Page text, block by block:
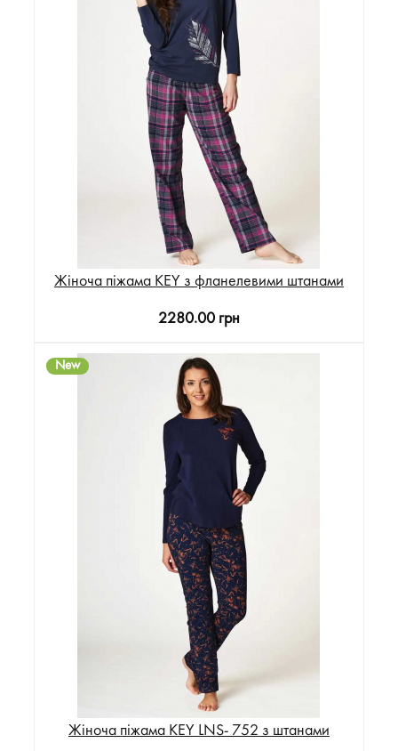
Жіноча піжама KEY з фланелевими штанами
2280.00 грн
New
Жіноча піжама KEY LNS- 752 з штанами